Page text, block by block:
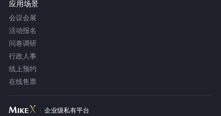
应用场景
会议会展
活动报名
问卷调研
行政人事
线上预约
在线售票
企业级私有平台